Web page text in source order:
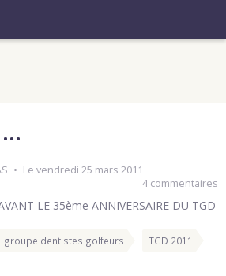
Le vendredi 25 mars 2011
4 commentaires
LE 35ème ANNIVERSAIRE DU TGD
groupe dentistes golfeurs TGD 2011